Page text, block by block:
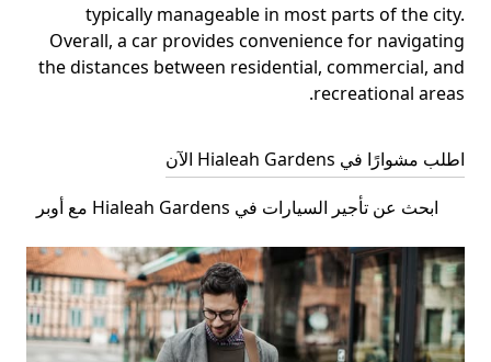
typically manageable in most parts of the city.
Overall, a car provides convenience for navigating
the distances between residential, commercial, and
recreational areas.
اطلب مشوارًا في Hialeah Gardens الآن
ابحث عن تأجير السيارات في Hialeah Gardens مع أوبر